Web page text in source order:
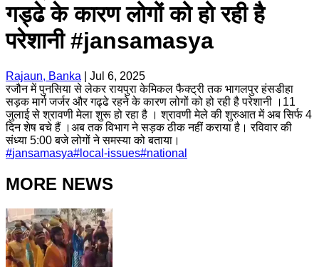
गड्ढे के कारण लोगों को हो रही है
परेशानी #jansamasya
Rajaun, Banka
Jul 6, 2025
रजौन में पुनसिया से लेकर रायपुरा केमिकल फैक्ट्री तक भागलपुर हंसडीहा
सड़क मार्ग जर्जर और गढ्ढे रहने के कारण लोगों को हो रही है परेशानी ।11
जुलाई से श्रावणी मेला शुरू हो रहा है । श्रावणी मेले की शुरुआत में अब सिर्फ 4
दिन शेष बचे हैं ।अब तक विभाग ने सड़क ठीक नहीं कराया है। रविवार की
संध्या 5:00 बजे लोगों ने समस्या को बताया।
#jansamasya# local-issues#national
MORE NEWS